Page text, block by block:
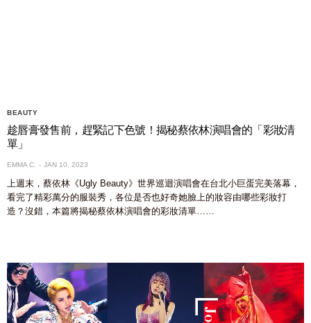
BEAUTY
趁唇膏發售前，趕緊記下色號！揭秘蔡依林演唱會的「彩妝清
單」
EMMA C. JAN 10, 2023
上週末，蔡依林《Ugly Beauty》世界巡迴演唱會在台北小巨蛋完美落幕，
看完了精彩萬分的服裝秀，各位是否也好奇她臉上的妝容由哪些彩妝打
造？沒錯，本篇將揭秘蔡依林演唱會的彩妝清單……